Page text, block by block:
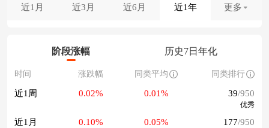
近1月 近3月 近6月 近1年 更多
阶段涨幅 历史7日年化
时间 涨跌幅 同类平均 同类排行
近1周 0.02% 0.01% 39/950
优秀
近1月 0.10% 0.05% 177/950